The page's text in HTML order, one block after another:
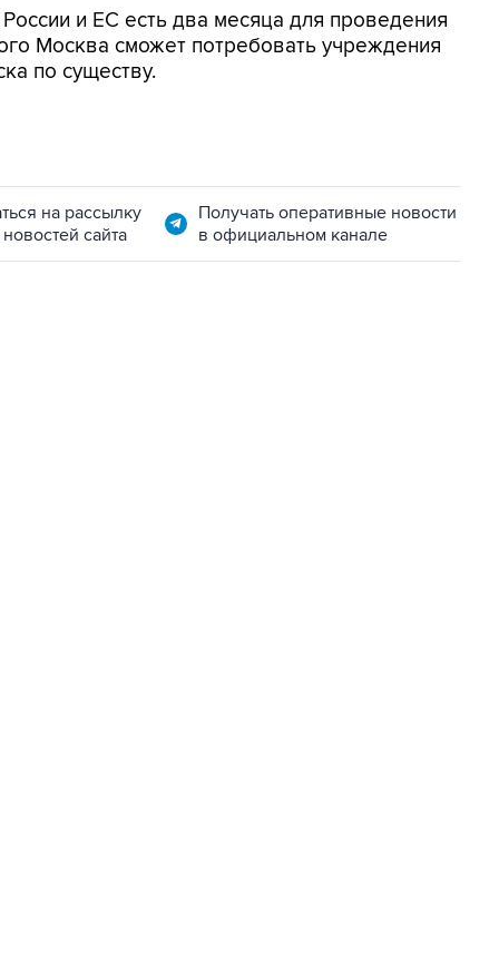
и ЕС есть два месяца для проведения
Москва сможет потребовать учреждения
по существу.
на рассылку
сайта
Получать оперативные новости
в официальном канале